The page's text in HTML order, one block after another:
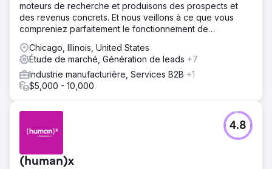
moteurs de recherche et produisons des prospects et
des revenus concrets. Et nous veillons à ce que vous
compreniez parfaitement le fonctionnement de
Chicago, Illinois, United States
Étude de marché, Génération de leads +7
Industrie manufacturière, Services B2B +1
$5,000 - 10,000
(human)x
4.8